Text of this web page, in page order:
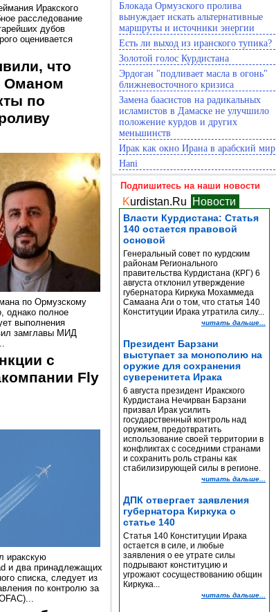
Иракского
расследование
дубов
оценивается
что
Оманом
по
по Ормузскому
однако полное
выполнения
замглавы МИД
с
Fly
иракскую
и два принадлежащих
списка, следует из
по контролю за
Блокада Ормузского пролива
вынуждает искать альтернативные
маршруты и источники энергии
Есть ли выход из иранского тупика?
Золотой голос Курдистана
Эрдоган "подливает масла в огонь"
ближневосточного кризиса
Замена баасистов на радикальных
исламистов в Дамаске не улучшило
положение курдов и других
меньшинств
Ирак как окно Ирана в арабский мир
Hani
Подпишитесь на наши новости
Kurdistan.Ru Новости
Власти Курдистана: Статья
140 остается правовой
основой
Генеральный совет по курдским
районам Регионального
правительства Курдистана (КРГ) 6
августа отклонил утверждение
губернатора Киркука Мохаммеда
Самаана Аги о том, что статья 140
Конституции Ирака утратила силу...
читать дальше...
Президент Барзани
выступает за монополию на
оружие для сохранения
суверенитета Ирака
6 августа президент Иракского
Курдистана Нечирван Барзани
призвал Ирак усилить
государственный контроль над
оружием, предотвратить
использование своей территории в
конфликтах с соседними странами
и сохранить роль страны как
стабилизирующей силы в регионе.
читать дальше...
ДПК отвергает заявления
губернатора Киркука о
статье 140
Статья 140 Конституции Ирака
остается в силе, и любые
заявления о ее утрате силы
подрывают конституцию и
угрожают сосуществованию общин
Киркука...
читать дальше...